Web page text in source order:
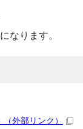
になります。
（外部リンク）